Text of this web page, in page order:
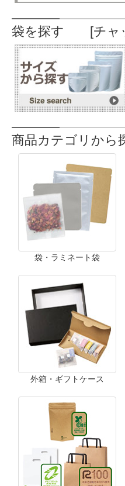
袋を探す [チャ
商品カテゴリから
袋・ラミネート袋
外箱・ギフトケース